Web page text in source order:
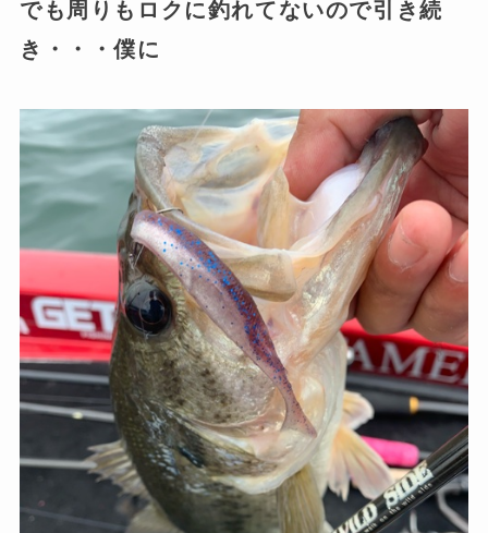
でも周りもロクに釣れてないので引き続
き・・・僕に